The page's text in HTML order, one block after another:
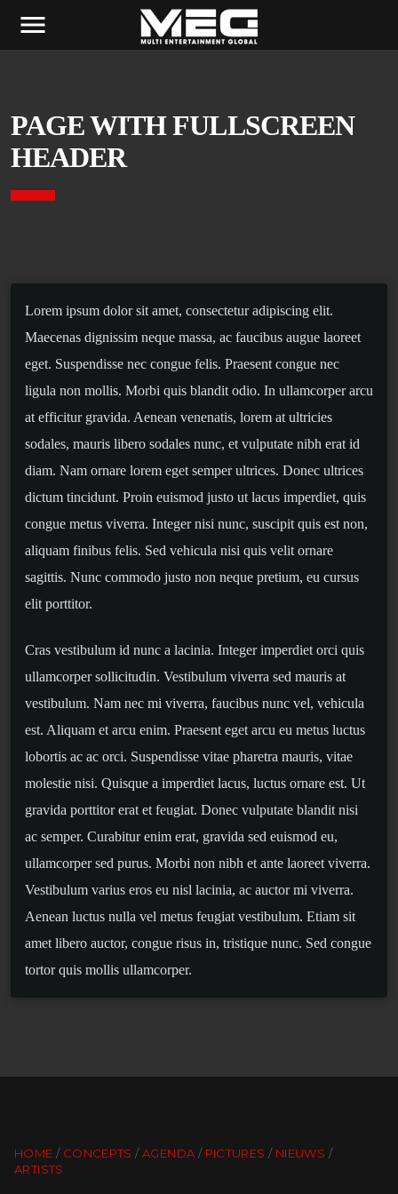
menu
PAGE WITH FULLSCREEN
HEADER
Lorem ipsum dolor sit amet, consectetur adipiscing elit.
Maecenas dignissim neque massa, ac faucibus augue laoreet
eget. Suspendisse nec congue felis. Praesent congue nec
ligula non mollis. Morbi quis blandit odio. In ullamcorper arcu
at efficitur gravida. Aenean venenatis, lorem at ultricies
sodales, mauris libero sodales nunc, et vulputate nibh erat id
diam. Nam ornare lorem eget semper ultrices. Donec ultrices
dictum tincidunt. Proin euismod justo ut lacus imperdiet, quis
congue metus viverra. Integer nisi nunc, suscipit quis est non,
aliquam finibus felis. Sed vehicula nisi quis velit ornare
sagittis. Nunc commodo justo non neque pretium, eu cursus
elit porttitor.
Cras vestibulum id nunc a lacinia. Integer imperdiet orci quis
ullamcorper sollicitudin. Vestibulum viverra sed mauris at
vestibulum. Nam nec mi viverra, faucibus nunc vel, vehicula
est. Aliquam et arcu enim. Praesent eget arcu eu metus luctus
lobortis ac ac orci. Suspendisse vitae pharetra mauris, vitae
molestie nisi. Quisque a imperdiet lacus, luctus ornare est. Ut
gravida porttitor erat et feugiat. Donec vulputate blandit nisi
ac semper. Curabitur enim erat, gravida sed euismod eu,
ullamcorper sed purus. Morbi non nibh et ante laoreet viverra.
Vestibulum varius eros eu nisl lacinia, ac auctor mi viverra.
Aenean luctus nulla vel metus feugiat vestibulum. Etiam sit
amet libero auctor, congue risus in, tristique nunc. Sed congue
tortor quis mollis ullamcorper.
HOME CONCEPTS AGENDA PICTURES
NIEUWS
ARTISTS